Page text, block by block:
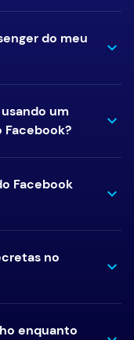
do meu
um
Facebook
no
enquanto